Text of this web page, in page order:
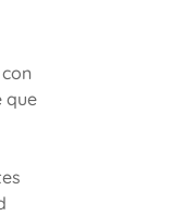
que